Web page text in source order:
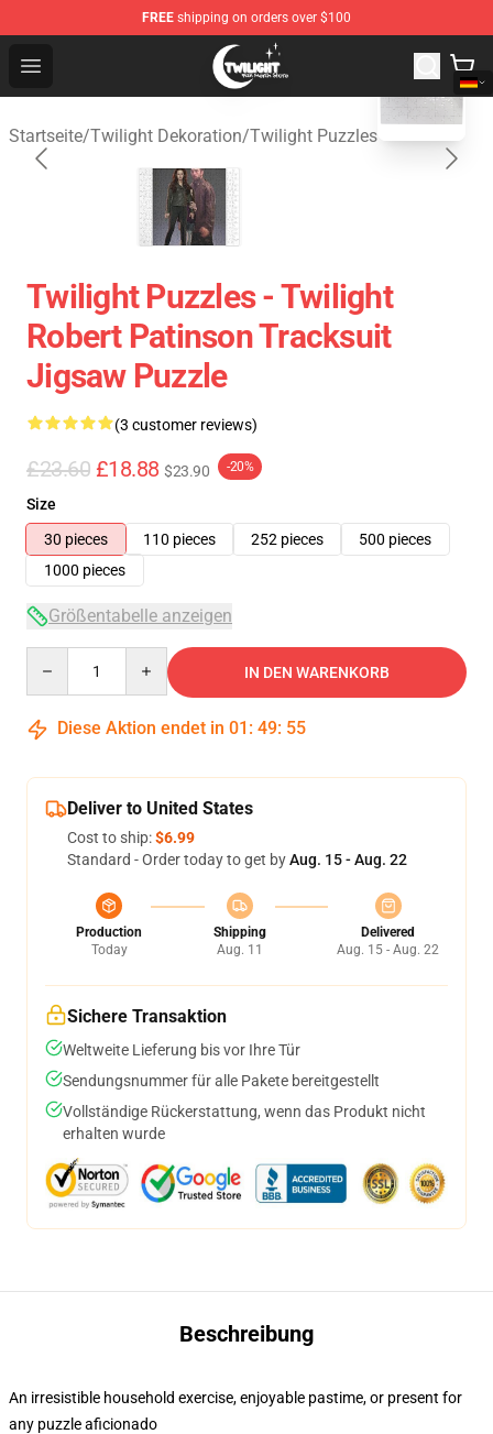
FREE shipping on orders over $100
Open menu
Twilight Store - Official Twilight Merchandise Shop
Startseite/Twilight Dekoration/Twilight Puzzles
blank template
Twilight Puzzles - Twilight
Robert Patinson Tracksuit
Jigsaw Puzzle
(3 customer reviews)
£23.60 £18.88 $23.90 -20%
Size
30 pieces
110 pieces 252 pieces
500 pieces
1000 pieces
Größentabelle anzeigen
IN DEN WARENKORB
Diese Aktion endet in 01 : 49: 55
Deliver to United States
Cost to ship:$6.99
Standard - Order today to get byAug. 15 - Aug. 22
Production
Today
Shipping
Aug. 11
Delivered
Aug. 15 - Aug. 22
Sichere Transaktion
Weltweite Lieferung bis vor Ihre Tür
Sendungsnummer für alle Pakete bereitgestellt
Vollständige Rückerstattung, wenn das Produkt nicht
erhalten wurde
Beschreibung
An irresistible household exercise, enjoyable pastime, or present for
any puzzle aficionado